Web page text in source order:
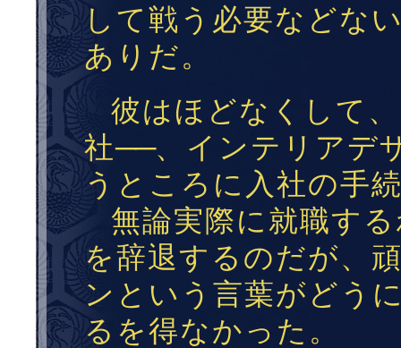
して戦う必要などな
ありだ。
彼はほどなくして
社──、インテリアデ
うところに入社の手
無論実際に就職す
を辞退するのだが、
ンという言葉がどう
るを得なかった。